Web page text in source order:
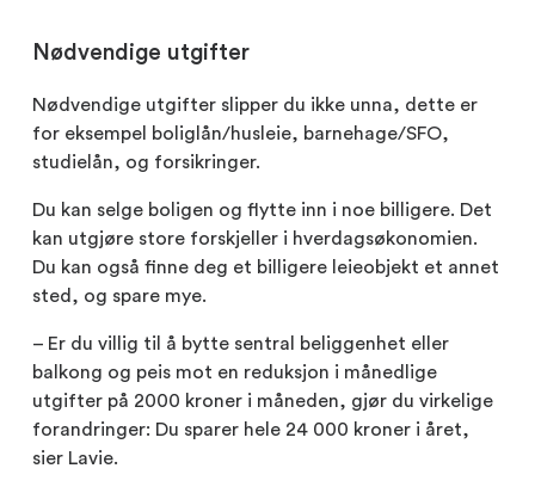
Nødvendige utgifter
Nødvendige utgifter slipper du ikke unna, dette er
for eksempel boliglån/husleie, barnehage/SFO,
studielån, og forsikringer.
Du kan selge boligen og flytte inn i noe billigere. Det
kan utgjøre store forskjeller i hverdagsøkonomien.
Du kan også finne deg et billigere leieobjekt et annet
sted, og spare mye.
– Er du villig til å bytte sentral beliggenhet eller
balkong og peis mot en reduksjon i månedlige
utgifter på 2000 kroner i måneden, gjør du virkelige
forandringer: Du sparer hele 24 000 kroner i året,
sier Lavie.